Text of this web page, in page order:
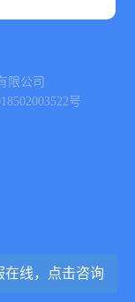
限公司
号
在线，点击咨询